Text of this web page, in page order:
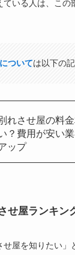
いる人は、この
ついては以下の
れさせ屋の料
？費用が安い
ップ
せ屋ランキン
せ屋を知りたい」